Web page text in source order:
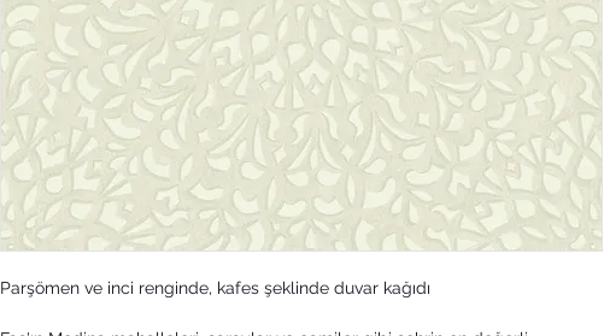
Parşömen ve inci renginde, kafes şeklinde duvar kağıdı